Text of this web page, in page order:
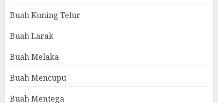
Buah Kuning Telur
Buah Larak
Buah Melaka
Buah Mencupu
Buah Mentega